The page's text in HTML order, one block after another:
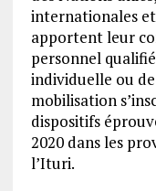
internationales
apportent leur
personnel
individuelle ou de
mobilisation
dispositifs
2020 dans les
l’Ituri.